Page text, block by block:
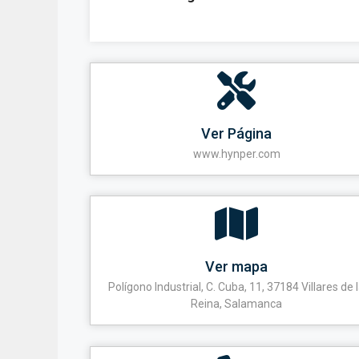
Ver Página
www.hynper.com
Ver mapa
Polígono Industrial, C. Cuba, 11, 37184 Villares de
Reina, Salamanca